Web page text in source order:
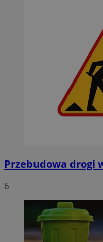
Przebudowa drogi
6